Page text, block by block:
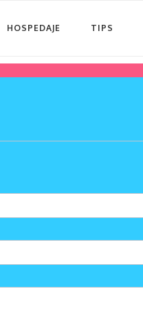
HOSPEDAJE TIPS